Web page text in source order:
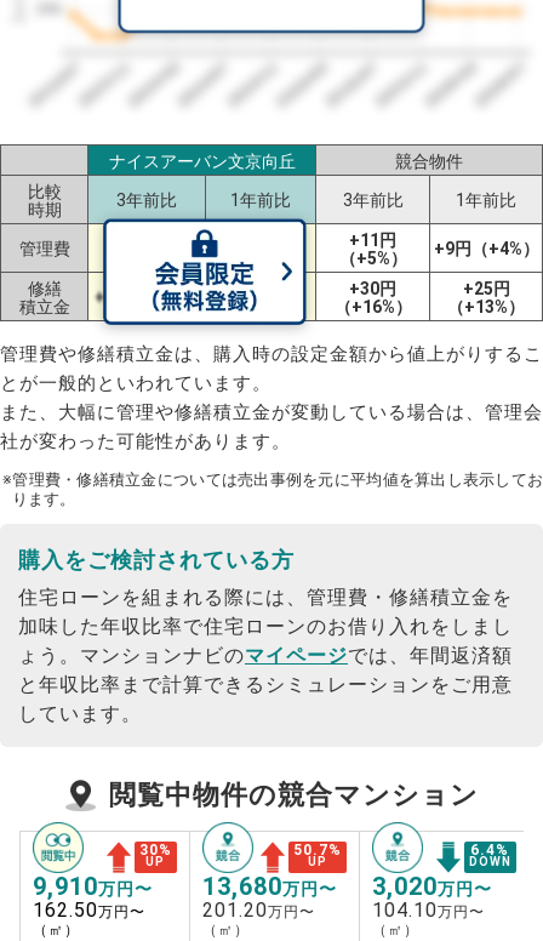
2023/072023/112024/032024/072024/112025/032025/072025/112026/032026/07
ナイスアーバン文京向丘
競合物件
比較
時期
3年前比 1年前比 3年前比 1年前比
管理費
（+6%）
（-4%）
+11円
（+5%）
+9円（+4%）
修繕
積立金
+2円（+1%） -9円（-4%）
+30円
（+16%）
+25円
（+13%）
管理費や修繕積立金は、購入時の設定金額から値上がりするこ
とが一般的といわれています。
また、大幅に管理や修繕積立金が変動している場合は、管理会
社が変わった可能性があります。
※管理費・修繕積立金については売出事例を元に平均値を算出し表示してお
ります。
購入をご検討されている方
住宅ローンを組まれる際には、管理費・修繕積立金を
加味した年収比率で住宅ローンのお借り入れをしまし
ょう。 マンションナビのマイページでは、年間返済額
と年収比率まで計算できるシミュレーションをご用意
しています。
閲覧中物件の競合マンション
30%
UP
9,910万円〜
162.50万円〜
（㎡）
50.7%
UP
13,680万円〜
201.20万円〜
（㎡）
6.4%
DOWN
3,020万円〜
104.10万円〜
（㎡）